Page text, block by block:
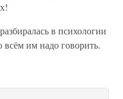
в психологии
им надо говорить.